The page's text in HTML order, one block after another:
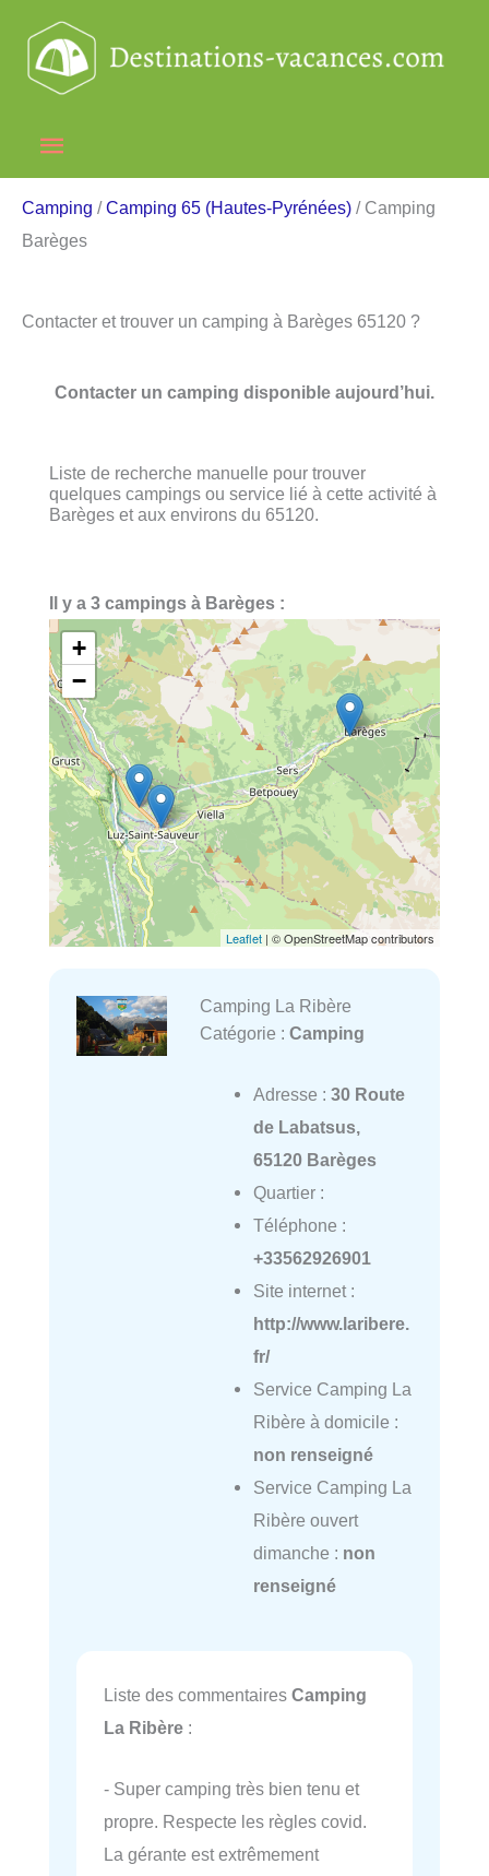
contenu
Menu
principal
Camping /Camping 65 (Hautes-Pyrénées) / Camping
Barèges
Contacter et trouver un camping à Barèges 65120 ?
Contacter un camping disponible aujourd’hui.
Liste de recherche manuelle pour trouver
quelques campings ou service lié à cette activité à
Barèges et aux environs du 65120.
Il y a 3 campings à Barèges :
+
−
Leaflet | © OpenStreetMap contributors
Camping La Ribère
Catégorie : Camping
Adresse : 30 Route
de Labatsus,
65120 Barèges
Quartier :
Téléphone :
+33562926901
Site internet :
http://www.laribere.
fr/
Service Camping La
Ribère à domicile :
non renseigné
Service Camping La
Ribère ouvert
dimanche : non
renseigné
Liste des commentaires Camping
La Ribère :
- Super camping très bien tenu et
propre. Respecte les règles covid.
La gérante est extrêmement